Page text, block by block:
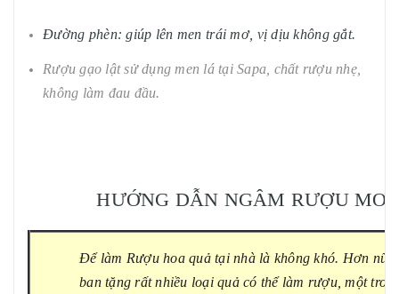
Đường phèn: giúp lên men trái mơ, vị dịu không gắt.
Rượu gạo lật sử dụng men lá tại Sapa, chất rượu nhẹ,
không làm đau đầu.
HƯỚNG DẪN NGÂM RƯỢU MƠ
Để làm Rượu hoa quả tại nhà là không khó. Hơn
ban tặng rất nhiều loại quả có thể làm rượu, một